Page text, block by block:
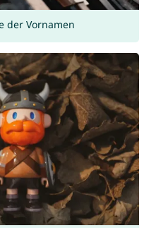
der Vornamen